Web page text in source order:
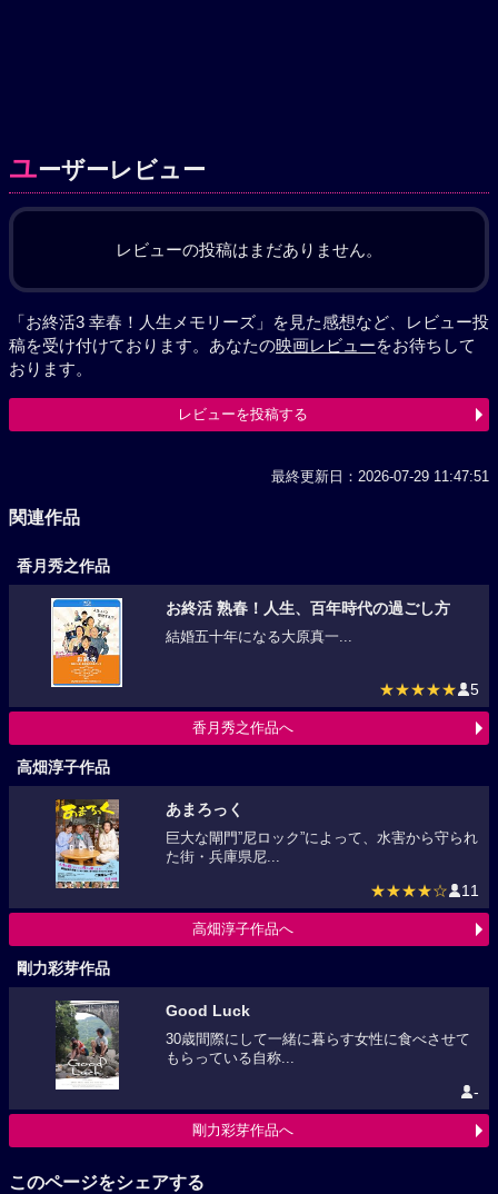
ユーザーレビュー
レビューの投稿はまだありません。
「お終活3 幸春！人生メモリーズ」を見た感想など、レビュー投
稿を受け付けております。あなたの映画レビューをお待ちして
おります。
レビューを投稿する
最終更新日：2026-07-29 11:47:51
関連作品
香月秀之作品
お終活 熟春！人生、百年時代の過ごし方
結婚五十年になる大原真一...
★★★★★ 5
香月秀之作品へ
高畑淳子作品
あまろっく
巨大な閘門”尼ロック”によって、水害から守られ
た街・兵庫県尼...
★★★★☆ 11
高畑淳子作品へ
剛力彩芽作品
Good Luck
30歳間際にして一緒に暮らす女性に食べさせて
もらっている自称...
-
剛力彩芽作品へ
このページをシェアする